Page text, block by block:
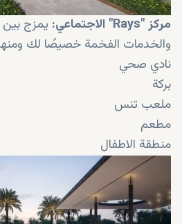
مركز "Rays" الاجتماعي: يمزج بين
والخدمات الفخمة خصيصًا لك
نادي صحي
بركة
ملعب تنس
مطعم
منطقة الاطفال
صالة الشباب
منطقة ترفيهية
حديقة ترفيهية